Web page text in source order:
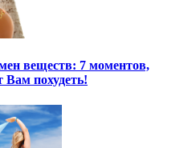
веществ: 7 моментов,
Вам похудеть!